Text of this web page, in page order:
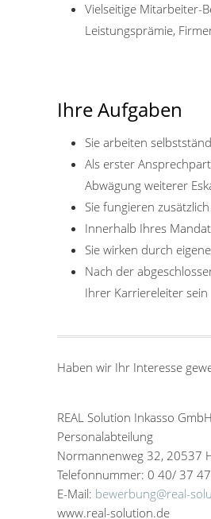
Vielseitige Mitarbeiter-
Leistungsprämie,
Ihre Aufgaben
Sie arbeiten
Als erster
Abwägung weiterer
Sie fungieren
Innerhalb Ihres
Sie wirken durch
Nach der
Ihrer Karriereleiter sein
Haben wir Ihr Interesse
REAL Solution Inkasso
Personalabteilung
Normannenweg 32, 20537
Telefonnummer: 0 40/ 37
E-Mail: bewerbung@real-
www.real-solution.de